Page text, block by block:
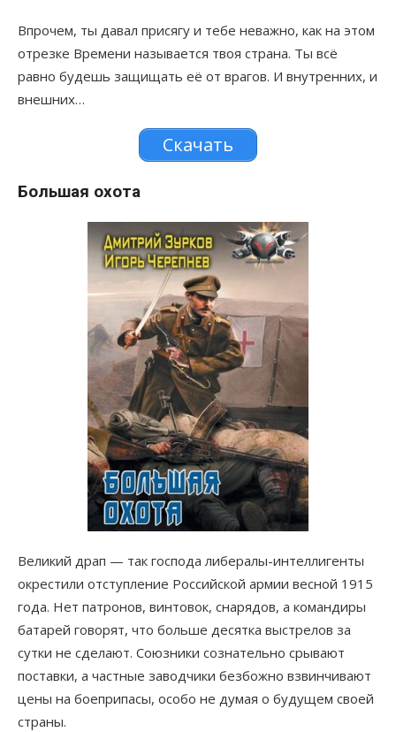
Впрочем, ты давал присягу и тебе неважно, как на этом
отрезке Времени называется твоя страна. Ты всё
равно будешь защищать её от врагов. И внутренних, и
внешних…
Скачать
Большая охота
Великий драп — так господа либералы-интеллигенты
окрестили отступление Российской армии весной 1915
года. Нет патронов, винтовок, снарядов, а командиры
батарей говорят, что больше десятка выстрелов за
сутки не сделают. Союзники сознательно срывают
поставки, а частные заводчики безбожно взвинчивают
цены на боеприпасы, особо не думая о будущем своей
страны.